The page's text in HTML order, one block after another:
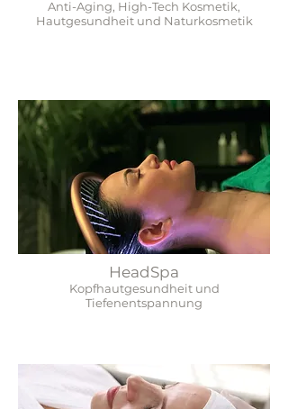
Anti-Aging, High-Tech Kosmetik,
Hautgesundheit und Naturkosmetik
HeadSpa
Kopfhautgesundheit und
Tiefenentspannung